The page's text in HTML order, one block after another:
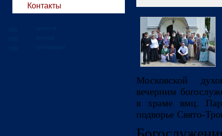
Контакты
Московской
вечерним
в храме вмц.
подворье Свято-